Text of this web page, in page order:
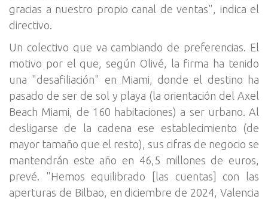
gracias a nuestro propio canal de ventas", indica el
directivo.
Un colectivo que va cambiando de preferencias. El
motivo por el que, según Olivé, la firma ha tenido
una "desafiliación" en Miami, donde el destino ha
pasado de ser de sol y playa (la orientación del Axel
Beach Miami, de 160 habitaciones) a ser urbano. Al
desligarse de la cadena ese establecimiento (de
mayor tamaño que el resto), sus cifras de negocio se
mantendrán este año en 46,5 millones de euros,
prevé. "Hemos equilibrado [las cuentas] con las
aperturas de Bilbao, en diciembre de 2024, Valencia